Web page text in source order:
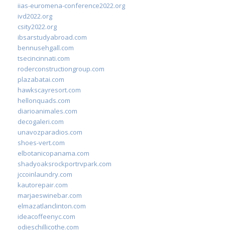
iias-euromena-conference2022.org
ivd2022.org
csity2022.org
ibsarstudyabroad.com
bennusehgall.com
tsecincinnati.com
roderconstructiongroup.com
plazabatai.com
hawkscayresort.com
hellonquads.com
diarioanimales.com
decogaleri.com
unavozparadios.com
shoes-vert.com
elbotanicopanama.com
shadyoaksrockportrvpark.com
jccoinlaundry.com
kautorepair.com
marjaeswinebar.com
elmazatlanclinton.com
ideacoffeenyc.com
odieschillicothe.com